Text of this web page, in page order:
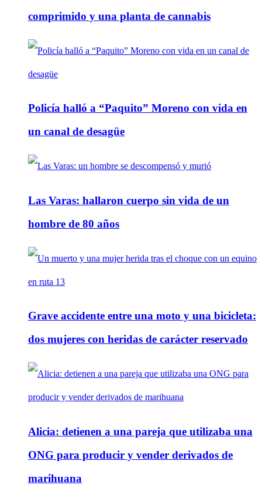
comprimido y una planta de cannabis
Policía halló a “Paquito” Moreno con vida en
un canal de desagüe
Las Varas: hallaron cuerpo sin vida de un
hombre de 80 años
Grave accidente entre una moto y una bicicleta:
dos mujeres con heridas de carácter reservado
Alicia: detienen a una pareja que utilizaba una
ONG para producir y vender derivados de
marihuana